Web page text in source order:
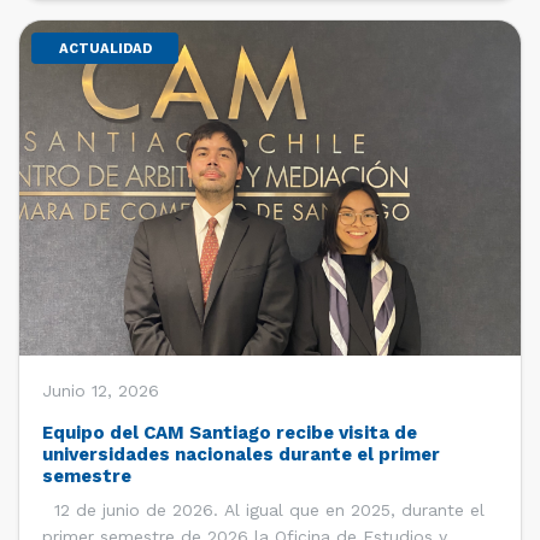
ACTUALIDAD
Junio 12, 2026
Equipo del CAM Santiago recibe visita de
universidades nacionales durante el primer
semestre
12 de junio de 2026. Al igual que en 2025, durante el